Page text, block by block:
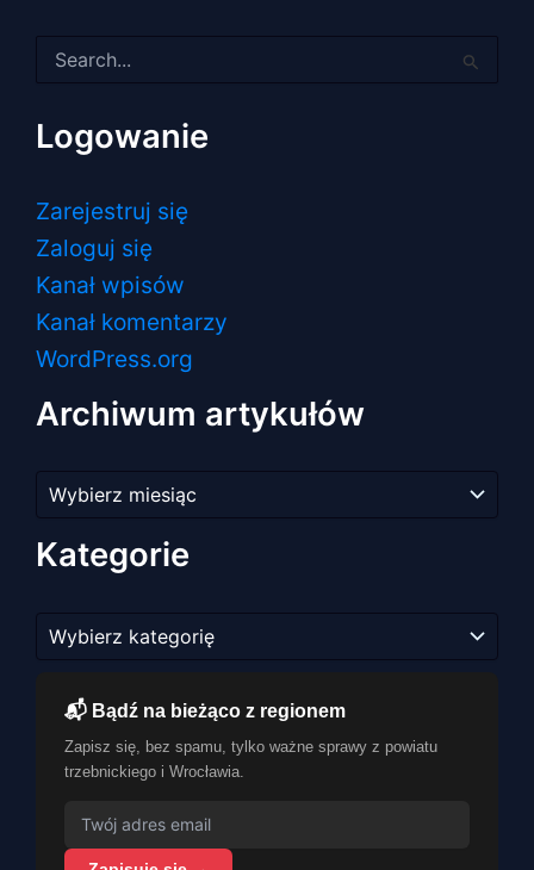
dla:
Logowanie
Zarejestruj się
Zaloguj się
Kanał wpisów
Kanał komentarzy
WordPress.org
Archiwum artykułów
artykułów
Kategorie
📬 Bądź na bieżąco z regionem
Zapisz się, bez spamu, tylko ważne sprawy z powiatu
trzebnickiego i Wrocławia.